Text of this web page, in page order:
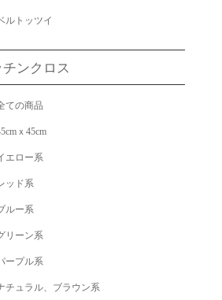
ルトッツイ
チンクロス
ての商品
ｘ45cm
エロー系
ッド系
ルー系
リーン系
ープル系
チュラル、ブラウン系